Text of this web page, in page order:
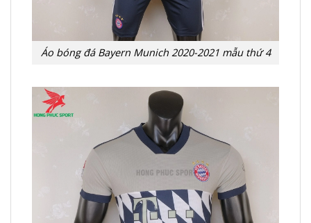
Áo bóng đá Bayern Munich 2020-2021 mẫu thứ 4